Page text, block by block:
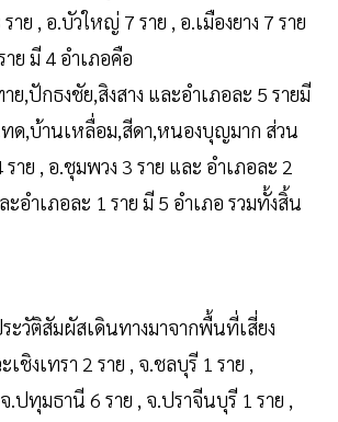
าย , อ.บัวใหญ่ 7 ราย , อ.เมืองยาง 7 ราย
ย มี 4 อำเภอคือ
ย,ปักธงชัย,สิงสาง และอำเภอละ 5 รายมี
ด,บ้านเหลื่อม,สีดา,หนองบุญมาก ส่วน
าย , อ.ชุมพวง 3 ราย และ อำเภอละ 2
ะอำเภอละ 1 ราย มี 5 อำเภอ รวมทั้งสิ้น
ะวัติสัมผัสเดินทางมาจากพื้นที่เสี่ยง
เชิงเทรา 2 ราย , จ.ชลบุรี 1 ราย ,
.ปทุมธานี 6 ราย , จ.ปราจีนบุรี 1 ราย ,